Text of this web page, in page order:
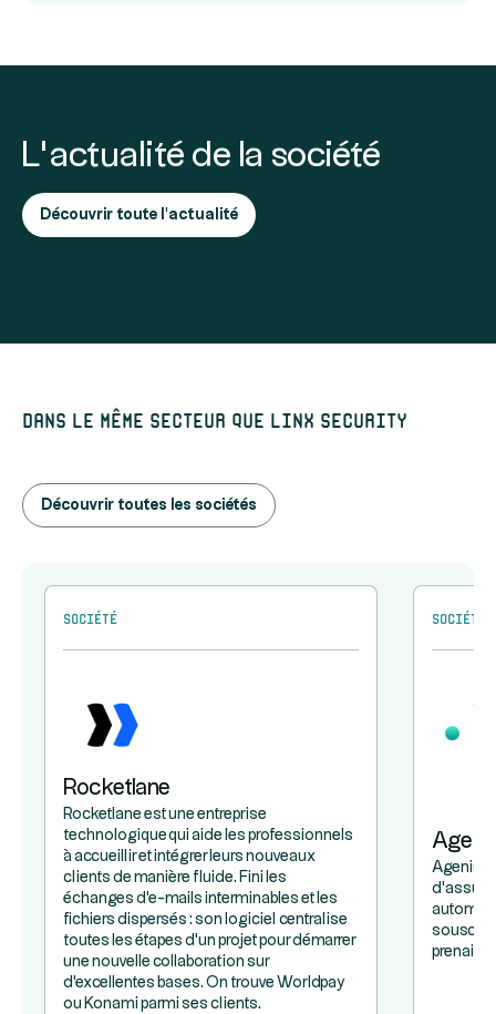
L’actualité de la société
Découvrir toute l'actualité
Dans le même secteur que Linx Security
Découvrir toutes les sociétés
Société
Rocketlane
Rocketlane est une entreprise
technologique qui aide les professionnels
à accueillir et intégrer leurs nouveaux
clients de manière fluide. Fini les
échanges d'e-mails interminables et les
fichiers dispersés : son logiciel centralise
toutes les étapes d'un projet pour démarrer
une nouvelle collaboration sur
d'excellentes bases. On trouve Worldpay
ou Konami parmi ses clients.
Société